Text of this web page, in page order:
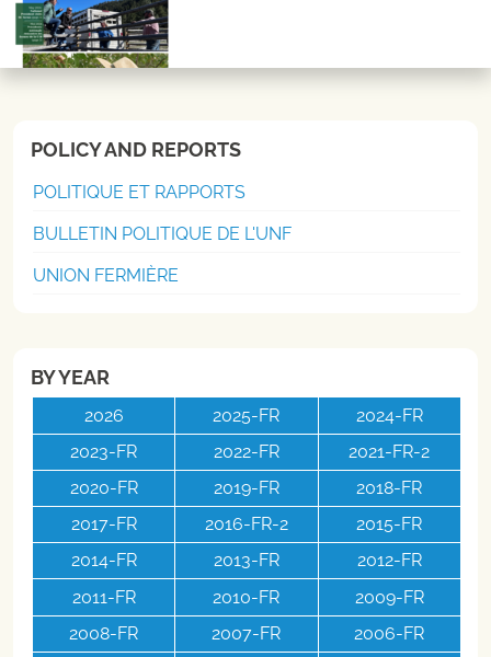
POLICY AND REPORTS
POLITIQUE ET RAPPORTS
BULLETIN POLITIQUE DE L'UNF
UNION FERMIÈRE
BY YEAR
2026 2025-FR
2024-FR
2023-FR
2022-FR
2021-FR-2
2020-FR
2019-FR
2018-FR
2017-FR
2016-FR-2
2015-FR
2014-FR
2013-FR
2012-FR
2011-FR
2010-FR
2009-FR
2008-FR
2007-FR
2006-FR